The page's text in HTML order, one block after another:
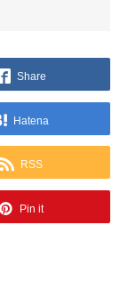
Share
Hatena
RSS
Pin it